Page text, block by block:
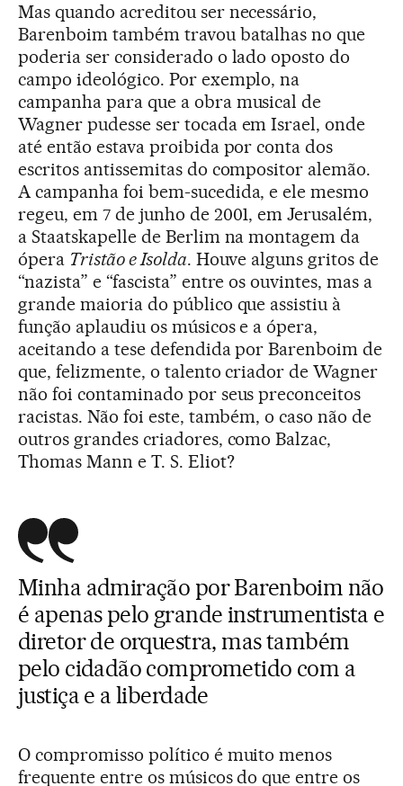
Mas quando acreditou ser necessário,
Barenboim também travou batalhas no que
poderia ser considerado o lado oposto do
campo ideológico. Por exemplo, na
campanha para que a obra musical de
Wagner pudesse ser tocada em Israel, onde
até então estava proibida por conta dos
escritos antissemitas do compositor alemão.
A campanha foi bem-sucedida, e ele mesmo
regeu, em 7 de junho de 2001, em Jerusalém,
a Staatskapelle de Berlim na montagem da
ópera Tristão e Isolda. Houve alguns gritos de
“nazista” e “fascista” entre os ouvintes, mas a
grande maioria do público que assistiu à
função aplaudiu os músicos e a ópera,
aceitando a tese defendida por Barenboim de
que, felizmente, o talento criador de Wagner
não foi contaminado por seus preconceitos
racistas. Não foi este, também, o caso não de
outros grandes criadores, como Balzac,
Thomas Mann e T. S. Eliot?
Minha admiração por Barenboim não
é apenas pelo grande instrumentista e
diretor de orquestra, mas também
pelo cidadão comprometido com a
justiça e a liberdade
O compromisso político é muito menos
frequente entre os músicos do que entre os